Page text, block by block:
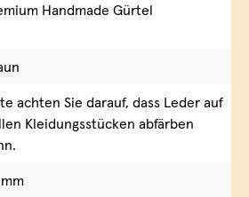
Handmade Gürtel
achten Sie darauf, dass Leder auf
Kleidungsstücken abfärben